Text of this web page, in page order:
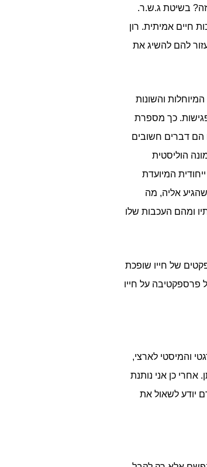
זה? בשיטת ג.ש.ר.
חיים אמיתית. רון
להם להשיג את
והשונות
פגישות. כך מספרת
הם דברים חשובים
הוליסטית
המיועדת
האדם שהגיע אליה, מה
ומהם העכבות שלו
של חייו שופכת
פרספקטיבה על חייו
והמיסטי לארצי,
כן אני נותנת
יודע לשאול את